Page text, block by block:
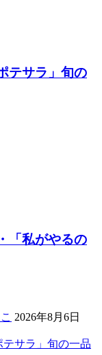
テサラ」旬の
「私がやるの
2026年8月6日
サラ」旬の一品